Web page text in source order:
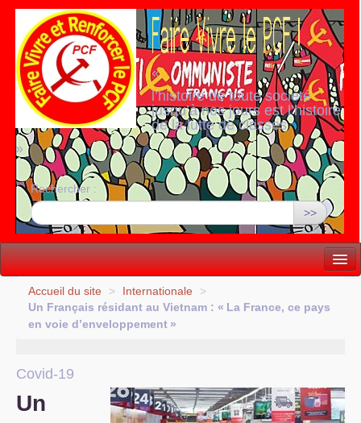
«
l’histoire de toute société
jusqu’à nos jours est l’histoire
de la lutte de classes
»
Rechercher :
>>
Vie politique
Lutter, Unir...
S’organiser
Comprendre...
Accueil du site > Internationale
>
Un Français résidant au Vietnam : « La France, ce pays
en voie d’enveloppement »
Covid-19
Un